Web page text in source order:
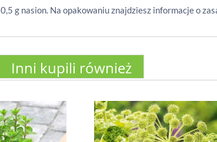
g nasion. Na opakowaniu znajdziesz informacje o
Inni kupili również